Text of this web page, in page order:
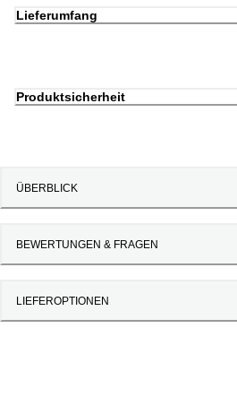
Lieferumfang
Produktsicherheit
ÜBERBLICK
BEWERTUNGEN & FRAGEN
LIEFEROPTIONEN